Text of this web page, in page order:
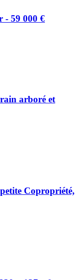
- 59 000 €
arboré et
Copropriété,